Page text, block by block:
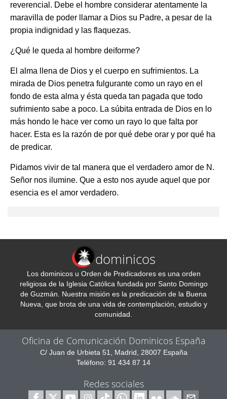
reverencial. Debe el hombre considerar atentamente la
maravilla de poder llamar a Dios su Padre, a pesar de la
propia indignidad y las flaquezas.
¿Qué le queda al hombre deiforme?
El alma llena de Dios y el cuerpo en sufrimientos. La
mirada de Dios penetra fulgurante como un rayo en el
fondo de esta alma y ésta queda tan pagada que todo
sufrimiento sabe a poco. La súbita entrada de Dios en lo
más hondo le hace ver como un rayo lo que falta por
hacer. Esta es la razón de por qué debe orar y por qué ha
de predicar.
Pidamos vivir de tal manera que el verdadero amor de N.
Señor nos ilumine. Que a esto nos ayude aquel que por
esencia es el amor verdadero.
dominicos
Los dominicos u Orden de Predicadores es una orden
religiosa de la Iglesia Católica fundada por Santo Domingo
de Guzmán. Nuestra misión es la predicación de la Buena
Nueva, que brota de una vida de contemplación, estudio y
comunidad.
Oficina de Comunicación Dominicos España
C/ Juan de Urbieta 51, Madrid, 28007 España
Teléfono: 91 434 87 14
Redes sociales